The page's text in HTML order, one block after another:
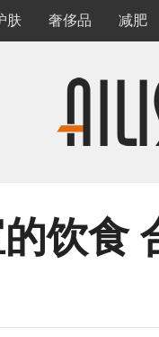
肤 奢侈品 减肥
饮食